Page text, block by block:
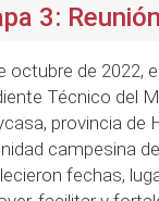
3:
octubre de 2022,
Técnico del
provincia de
campesina
fechas,